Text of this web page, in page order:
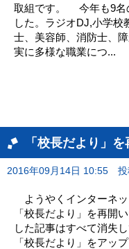
取組です。 今年も9名
した。ラジオDJ,小学校
士、美容師、消防士、
実に多様な職業につ...
「校長だより」を
2016年09月14日 10:55
ようやくインターネ
「校長だより」を再開
した記事はすべて消失
「校長だより」をアッ